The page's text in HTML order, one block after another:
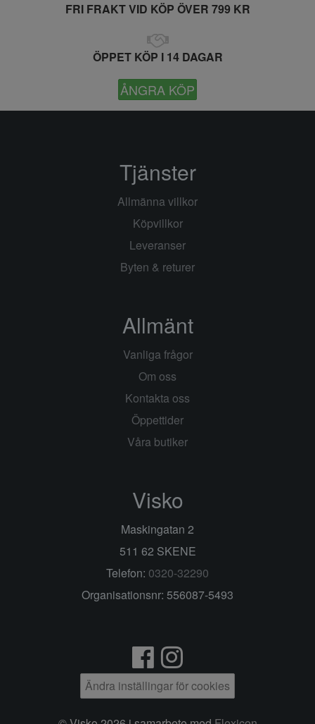
FRI FRAKT VID KÖP ÖVER 799 KR
ÖPPET KÖP I 14 DAGAR
ÅNGRA KÖP
Tjänster
Allmänna villkor
Köpvillkor
Leveranser
Byten & returer
Allmänt
Vanliga frågor
Om oss
Kontakta oss
Öppettider
Våra butiker
Visko
Maskingatan 2
511 62 SKENE
Telefon: 0320-32290
Organisationsnr: 556087-5493
Ändra inställingar för cookies